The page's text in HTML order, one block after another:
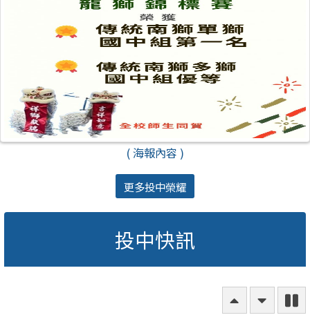
( 海報內容 )
更多投中榮耀